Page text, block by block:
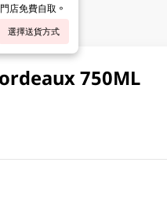
店免費自取。
選擇送貨方式
750ML